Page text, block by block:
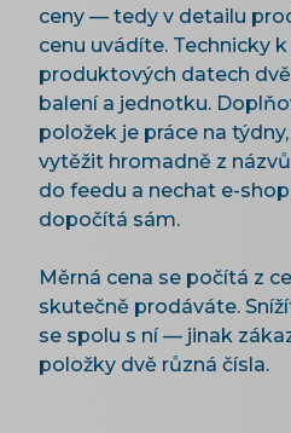
ceny — tedy v detailu
cenu uvádíte. Technicky
produktových datech
balení a jednotku.
položek je práce na
vytěžit hromadně z
do feedu a nechat e-
dopočítá sám.
Měrná cena se počítá z
skutečně prodáváte.
se spolu s ní — jinak
položky dvě různá čísla.